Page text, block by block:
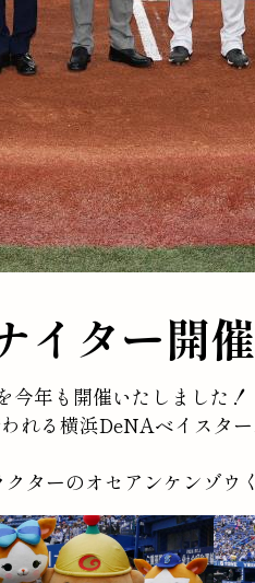
イター開
今年も開催いたしました！
れる横浜DeNAベイスター
ターのオセアンケンゾウ